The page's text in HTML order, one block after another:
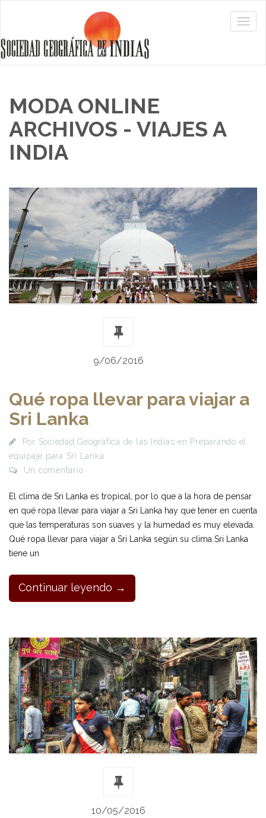
MODA ONLINE
ARCHIVOS - VIAJES A
INDIA
9/06/2016
Qué ropa llevar para viajar a
Sri Lanka
Por Sociedad Geográfica de las Indias en Preparando el
equipaje para Sri Lanka
Un comentario
El clima de Sri Lanka es tropical, por lo que a la hora de pensar
en qué ropa llevar para viajar a Sri Lanka hay que tener en cuenta
que las temperaturas son suaves y la humedad es muy elevada.
Qué ropa llevar para viajar a Sri Lanka según su clima Sri Lanka
tiene un
Continuar leyendo →
10/05/2016